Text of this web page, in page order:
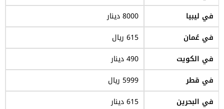
في ليبيا
8000 دينار
في عُمان
615 ريال
في الكويت
490 دينار
في قطر
5999 ريال
في البحرين
615 دينار